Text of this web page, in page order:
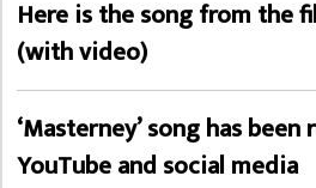
Here is the song from the
(with video)
‘Masterney’ song has
YouTube and social media